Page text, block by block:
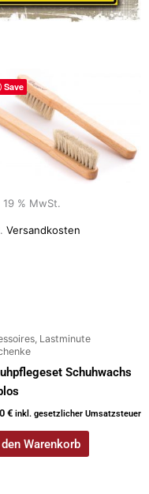
Save
19 % MwSt.
Versandkosten
Lastminute
Schuhwachs
€ inkl. gesetzlicher Umsatzsteuer
den Warenkorb